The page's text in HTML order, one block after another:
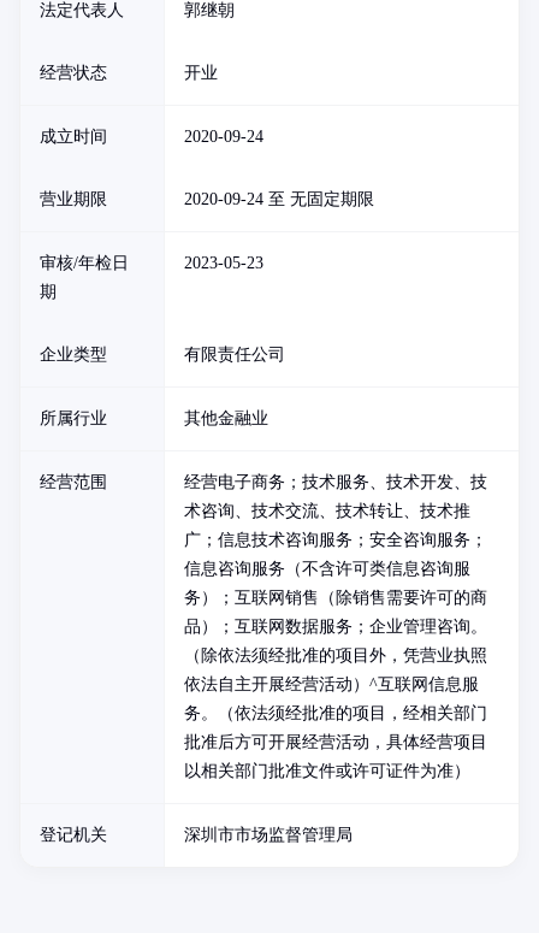
法定代表人 郭继朝
经营状态 开业
成立时间 2020-09-24
营业期限 2020-09-24 至 无固定期限
审核/年检日
期
2023-05-23
企业类型 有限责任公司
所属行业 其他金融业
经营范围
经营电子商务；技术服务、技术开发、技
术咨询、技术交流、技术转让、技术推
广；信息技术咨询服务；安全咨询服务；
信息咨询服务（不含许可类信息咨询服
务）；互联网销售（除销售需要许可的商
品）；互联网数据服务；企业管理咨询。
（除依法须经批准的项目外，凭营业执照
依法自主开展经营活动）^互联网信息服
务。（依法须经批准的项目，经相关部门
批准后方可开展经营活动，具体经营项目
以相关部门批准文件或许可证件为准）
登记机关 深圳市市场监督管理局